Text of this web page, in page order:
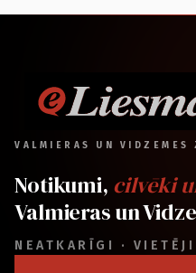
VALMIERAS UN VIDZEMES
Notikumi, cilvēki
Valmieras un
NEATKARĪGI · VIETĒJI